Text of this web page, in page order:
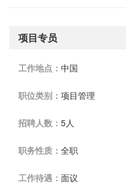
项目专员
工作地点： 中国
职位类别： 项目管理
招聘人数： 5人
职务性质： 全职
工作待遇： 面议